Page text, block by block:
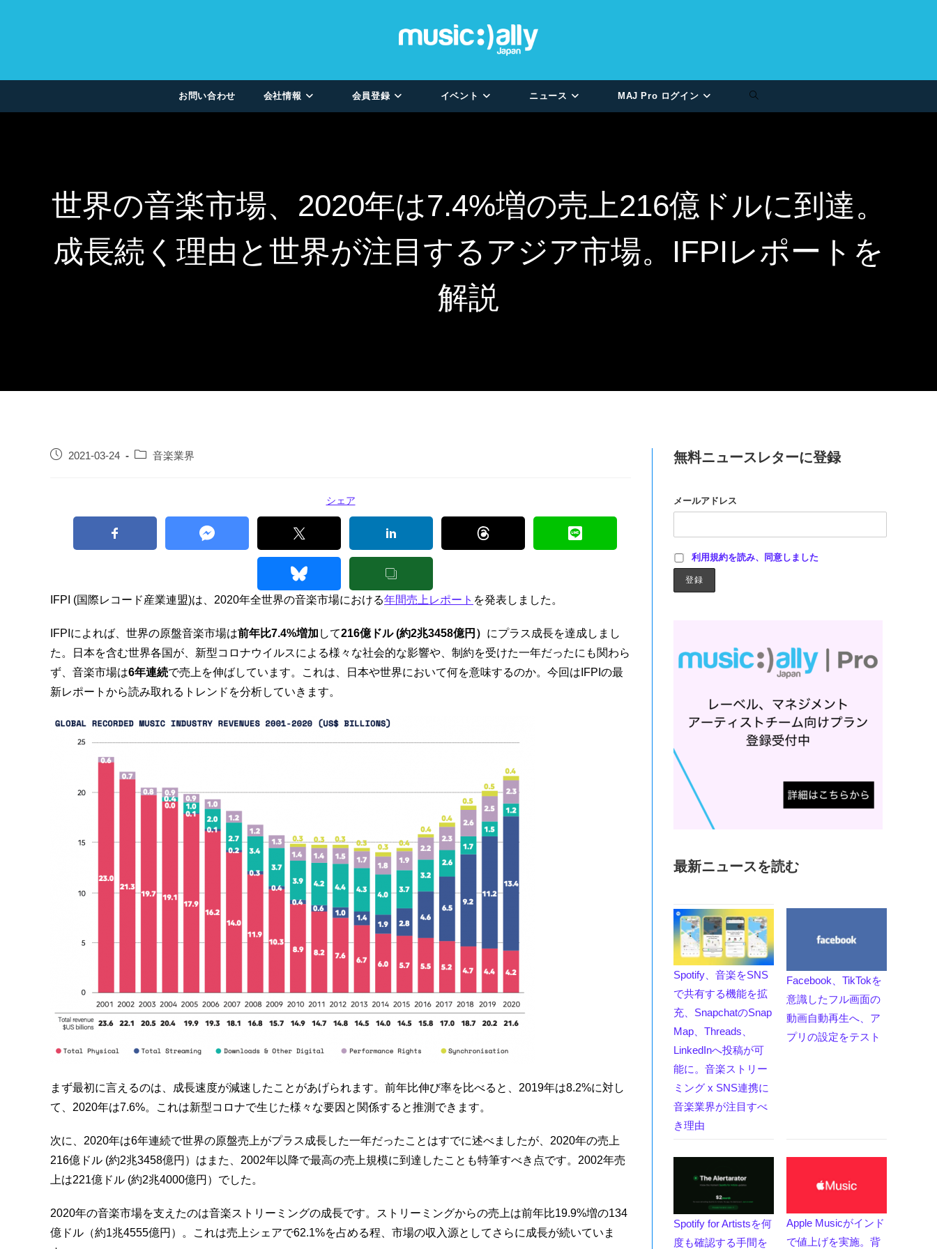
お問い合わせ 会社情報 会員登録 イベント ニュース MAJ Pro ログイン
世界の音楽市場、2020年は7.4%増の売上216億ドルに到達。
成長続く理由と世界が注目するアジア市場。IFPIレポートを
解説
2021-03-24 音楽業界
シェア
IFPI (国際レコード産業連盟)は、2020年全世界の音楽市場における年間売上レポート を発表しました。
IFPIによれば、世界の原盤音楽市場は前年比7.4%増加 して216億ドル (約2兆3458億円） にプラス成長を達成しまし
た。日本を含む世界各国が、新型コロナウイルスによる様々な社会的な影響や、制約を受けた一年だったにも関わら
ず、音楽市場は6年連続で売上を伸ばしています。これは、日本や世界において何を意味するのか。今回はIFPIの最
新レポートから読み取れるトレンドを分析していきます。
まず最初に言えるのは、成長速度が減速したことがあげられます。前年比伸び率を比べると、2019年は8.2%に対し
て、2020年は7.6%。これは新型コロナで生じた様々な要因と関係すると推測できます。
次に、2020年は6年連続で世界の原盤売上がプラス成長した一年だったことはすでに述べましたが、2020年の売上
216億ドル (約2兆3458億円）はまた、2002年以降で最高の売上規模に到達したことも特筆すべき点です。2002年売
上は221億ドル (約2兆4000億円）でした。
2020年の音楽市場を支えたのは音楽ストリーミングの成長です。ストリーミングからの売上は前年比19.9%増の134
億ドル（約1兆4555億円）。これは売上シェアで62.1%を占める程、市場の収入源としてさらに成長が続いていま
無料ニュースレターに登録
メールアドレス
利用規約を読み、同意しました
最新ニュースを読む
Spotify、音楽をSNS
で共有する機能を拡
充、SnapchatのSnap
Map、Threads、
LinkedInへ投稿が可
能に。音楽ストリー
ミング x SNS連携に
音楽業界が注目すべ
き理由
Facebook、TikTokを
意識したフル画面の
動画自動再生へ、ア
プリの設定をテスト
Spotify for Artistsを何
度も確認する手間を
Apple Musicがインド
で値上げを実施。背